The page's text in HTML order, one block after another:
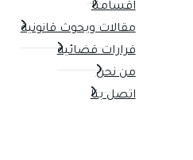
اقسامنا
مقالات وبحوث قانونية
قرارات قضائية
من نحن
اتصل بنا